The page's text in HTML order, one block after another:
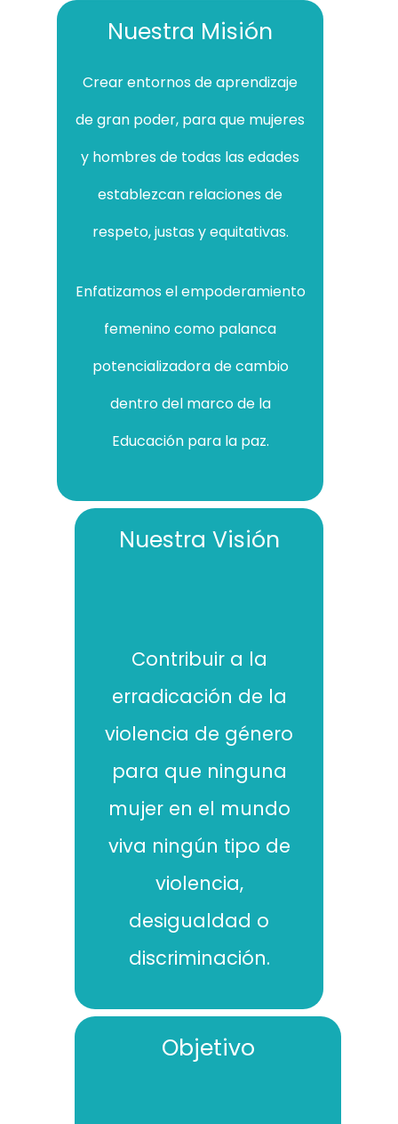
Nuestra Misión
Crear entornos de aprendizaje
de gran poder, para que mujeres
y hombres de todas las edades
establezcan relaciones de
respeto, justas y equitativas.
Enfatizamos el empoderamiento
femenino como palanca
potencializadora de cambio
dentro del marco de la
Educación para la paz.
Nuestra Visión
Contribuir a la
erradicación de la
violencia de género
para que ninguna
mujer en el mundo
viva ningún tipo de
violencia,
desigualdad o
discriminación.
Objetivo